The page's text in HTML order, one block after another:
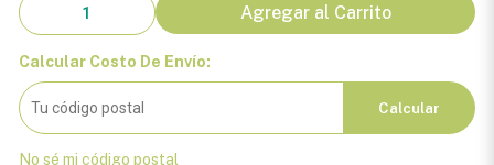
Agregar al Carrito
Calcular Costo De Envío:
Calcular
No sé mi código postal